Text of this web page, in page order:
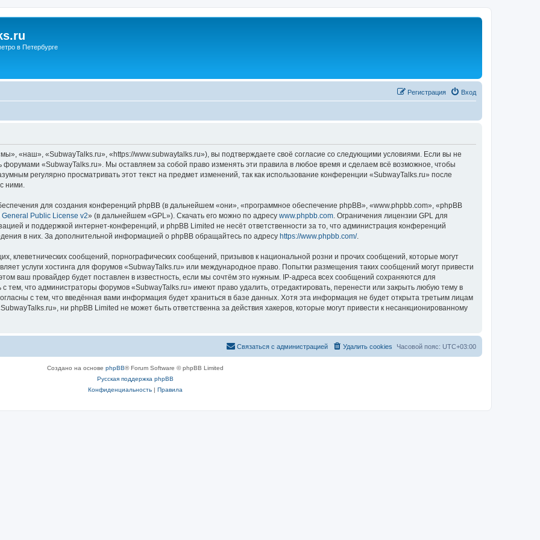
в Петербурге
Вход
Регистрация
«наш», «SubwayTalks.ru», «https://www.subwaytalks.ru»), вы подтверждаете своё согласие со следующими условиями. Если вы не
форумами «SubwayTalks.ru». Мы оставляем за собой право изменять эти правила в любое время и сделаем всё возможное, чтобы
регулярно просматривать этот текст на предмет изменений, так как использование конференции «SubwayTalks.ru» после
ними.
для создания конференций phpBB (в дальнейшем «они», «программное обеспечение phpBB», «www.phpbb.com», «phpBB
General Public License v2» (в дальнейшем «GPL»). Скачать его можно по адресу www.phpbb.com. Ограничения лицензии GPL для
и поддержкой интернет-конференций, и phpBB Limited не несёт ответственности за то, что администрация конференций
в них. За дополнительной информацией о phpBB обращайтесь по адресу https://www.phpbb.com/.
клеветнических сообщений, порнографических сообщений, призывов к национальной розни и прочих сообщений, которые могут
услуги хостинга для форумов «SubwayTalks.ru» или международное право. Попытки размещения таких сообщений могут привести
ваш провайдер будет поставлен в известность, если мы сочтём это нужным. IP-адреса всех сообщений сохраняются для
тем, что администраторы форумов «SubwayTalks.ru» имеют право удалить, отредактировать, перенести или закрыть любую тему в
с тем, что введённая вами информация будет храниться в базе данных. Хотя эта информация не будет открыта третьим лицам
ни phpBB Limited не может быть ответственна за действия хакеров, которые могут привести к несанкционированному
Часовой пояс: UTC+03:00
Удалить cookies
Связаться с администрацией
Создано на основе phpBB® Forum Software © phpBB Limited
Русская поддержка phpBB
Конфиденциальность| Правила